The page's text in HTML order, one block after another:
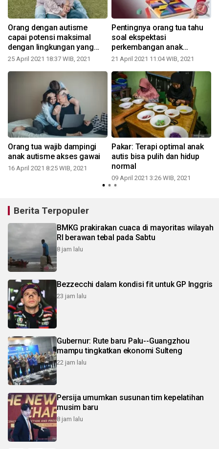
Orang dengan autisme
capai potensi maksimal
dengan lingkungan yang
kondusif
25 April 2021 18:37 WIB, 2021
Pentingnya orang tua tahu
soal ekspektasi
perkembangan anak
autisme
21 April 2021 11:04 WIB, 2021
Orang tua wajib dampingi
anak autisme akses gawai
16 April 2021 8:25 WIB, 2021
Pakar: Terapi optimal anak
autis bisa pulih dan hidup
normal
09 April 2021 3:26 WIB, 2021
Berita Terpopuler
BMKG prakirakan cuaca di mayoritas wilayah
RI berawan tebal pada Sabtu
8 jam lalu
Bezzecchi dalam kondisi fit untuk GP Inggris
23 jam lalu
Gubernur: Rute baru Palu--Guangzhou
mampu tingkatkan ekonomi Sulteng
22 jam lalu
Persija umumkan susunan tim kepelatihan
musim baru
8 jam lalu